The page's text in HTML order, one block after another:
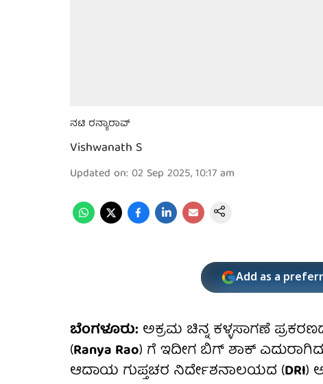
ನಟಿ ರನ್ಯಾರಾವ್
Vishwanath S
Updated on: 02 Sep 2025, 10:17 am
Add as a
ಬೆಂಗಳೂರು: ಅಕ್ರಮ ಚಿನ್ನ ಕಳ್ಳಸಾಗಣೆ
(Ranya Rao) ಗೆ ಇದೀಗ ಬಿಗ್ ಶಾಕ್
ಆದಾಯ ಗುಪ್ತಚರ ನಿರ್ದೇಶನಾಲಯದ (DRI)